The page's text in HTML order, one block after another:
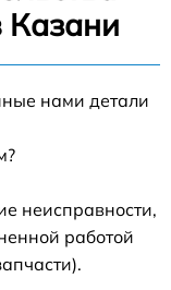
Казани
нами детали
неисправности,
работой